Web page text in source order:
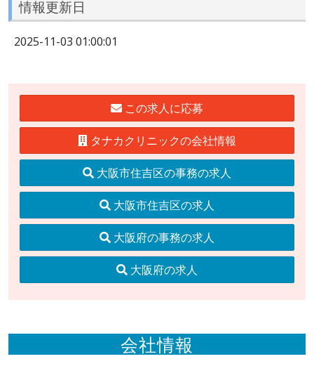
情報更新日
2025-11-03 01:00:01
この求人に応募
タナカクリニックの会社情報
大阪市住吉区の事務の求人
大阪市住吉区の求人
大阪府の事務の求人
大阪府の求人
会社情報